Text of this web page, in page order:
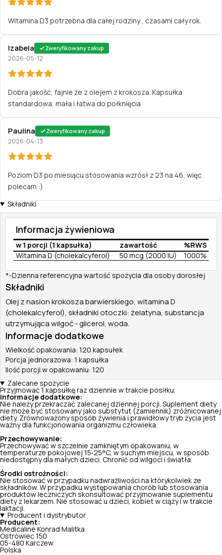
Witamina D3 potrzebna dla całej rodziny , czasami cały rok.
Izabela Zweryfikowany zakup
2026-05-12
Dobra jakość, fajnie że z olejem z krokosza. Kapsułka
standardowa, mała i łatwa do połknięcia
Paulina Zweryfikowany zakup
2026-04-13
Poziom D3 po miesiącu stosowania wzrósł z 23 na 46, więc
polecam :)
Składniki
Informacja żywieniowa
w 1 porcji (1 kapsułka) zawartość
%RWS
Witamina D (cholekalcyferol)
50 mcg (2000 IU) 1000%
*-Dzienna referencyjna wartość spożycia dla osoby dorosłej
Składniki
Olej z nasion krokosza barwierskiego, witamina D
(cholekalcyferol), składniki otoczki: żelatyna, substancja
utrzymująca wilgoć - glicerol, woda.
Informacje dodatkowe
Wielkość opakowania: 120 kapsułek
Porcja jednorazowa: 1 kapsułka
Ilość porcji w opakowaniu: 120
Zalecane spożycie
Przyjmować 1 kapsułkę raz dziennie w trakcie posiłku.
Informacje dodatkowe:
Nie należy przekraczać zalecanej dziennej porcji. Suplement diety
nie może być stosowany jako substytut (zamiennik) zróżnicowanej
diety. Zrównoważony sposób żywienia i prawidłowy tryb życia jest
ważny dla funkcjonowania organizmu człowieka.
Przechowywanie:
Przechowywać w szczelnie zamkniętym opakowaniu, w
temperaturze pokojowej 15‑25°C, w suchym miejscu, w sposób
niedostępny dla małych dzieci. Chronić od wilgoci i światła.
Środki ostrożności:
Nie stosować w przypadku nadwrażliwości na którykolwiek ze
składników. W przypadku występowania chorób lub stosowania
produktów leczniczych skonsultować przyjmowanie suplementu
diety z lekarzem. Nie stosować u dzieci, kobiet w ciąży i w trakcie
laktacji.
Producent i dystrybutor
Producent:
Medicaline Konrad Malitka
Ostrówiec 150
05-480 Karczew
Polska